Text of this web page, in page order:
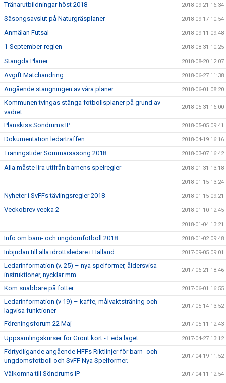
Tränarutbildningar höst 2018 2018-09-21 16:34
Säsongsavslut på Naturgräsplaner 2018-09-17 10:54
Anmälan Futsal 2018-09-11 09:48
1-September-reglen 2018-08-31 10:25
Stängda Planer 2018-08-20 12:07
Avgift Matchändring 2018-06-27 11:38
Angående stängningen av våra planer 2018-06-01 08:20
Kommunen tvingas stänga fotbollsplaner på grund av
vädret
2018-05-31 16:00
Planskiss Söndrums IP 2018-05-05 09:41
Dokumentation ledarträffen 2018-04-19 16:16
Träningstider Sommarsäsong 2018 2018-03-07 16:42
Alla måste lira utifrån barnens spelregler 2018-01-31 13:18
2018-01-15 13:24
Nyheter i SvFFs tävlingsregler 2018 2018-01-15 09:21
Veckobrev vecka 2 2018-01-10 12:45
2018-01-04 13:21
Info om barn- och ungdomfotboll 2018 2018-01-02 09:48
Inbjudan till alla idrottsledare i Halland 2017-09-05 09:01
Ledarinformation (v. 25) – nya spelformer, åldersvisa
instruktioner, nycklar mm
2017-06-21 18:46
Kom snabbare på fötter 2017-06-01 16:55
Ledarinformation (v 19) – kaffe, målvaktsträning och
lagvisa funktioner
2017-05-14 13:52
Föreningsforum 22 Maj 2017-05-11 12:43
Uppsamlingskurser för Grönt kort - Leda laget 2017-04-27 13:12
Förtydligande angående HFFs Riktlinjer för barn- och
ungdomsfotboll och SvFF Nya Spelformer.
2017-04-19 11:52
Välkomna till Söndrums IP 2017-04-11 12:54